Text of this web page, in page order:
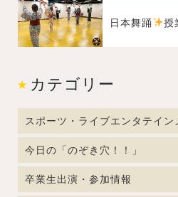
日本舞踊 授
カテゴリー
スポーツ・ライブエンタテイン
今日の「のぞき穴！！」
卒業生出演・参加情報